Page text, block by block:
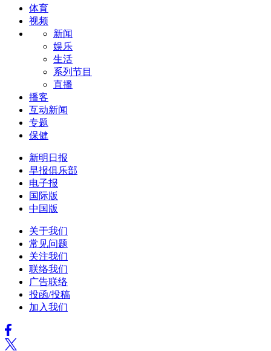
体育
视频
新闻
娱乐
生活
系列节目
直播
播客
互动新闻
专题
保健
新明日报
早报俱乐部
电子报
国际版
中国版
关于我们
常见问题
关注我们
联络我们
广告联络
投函/投稿
加入我们